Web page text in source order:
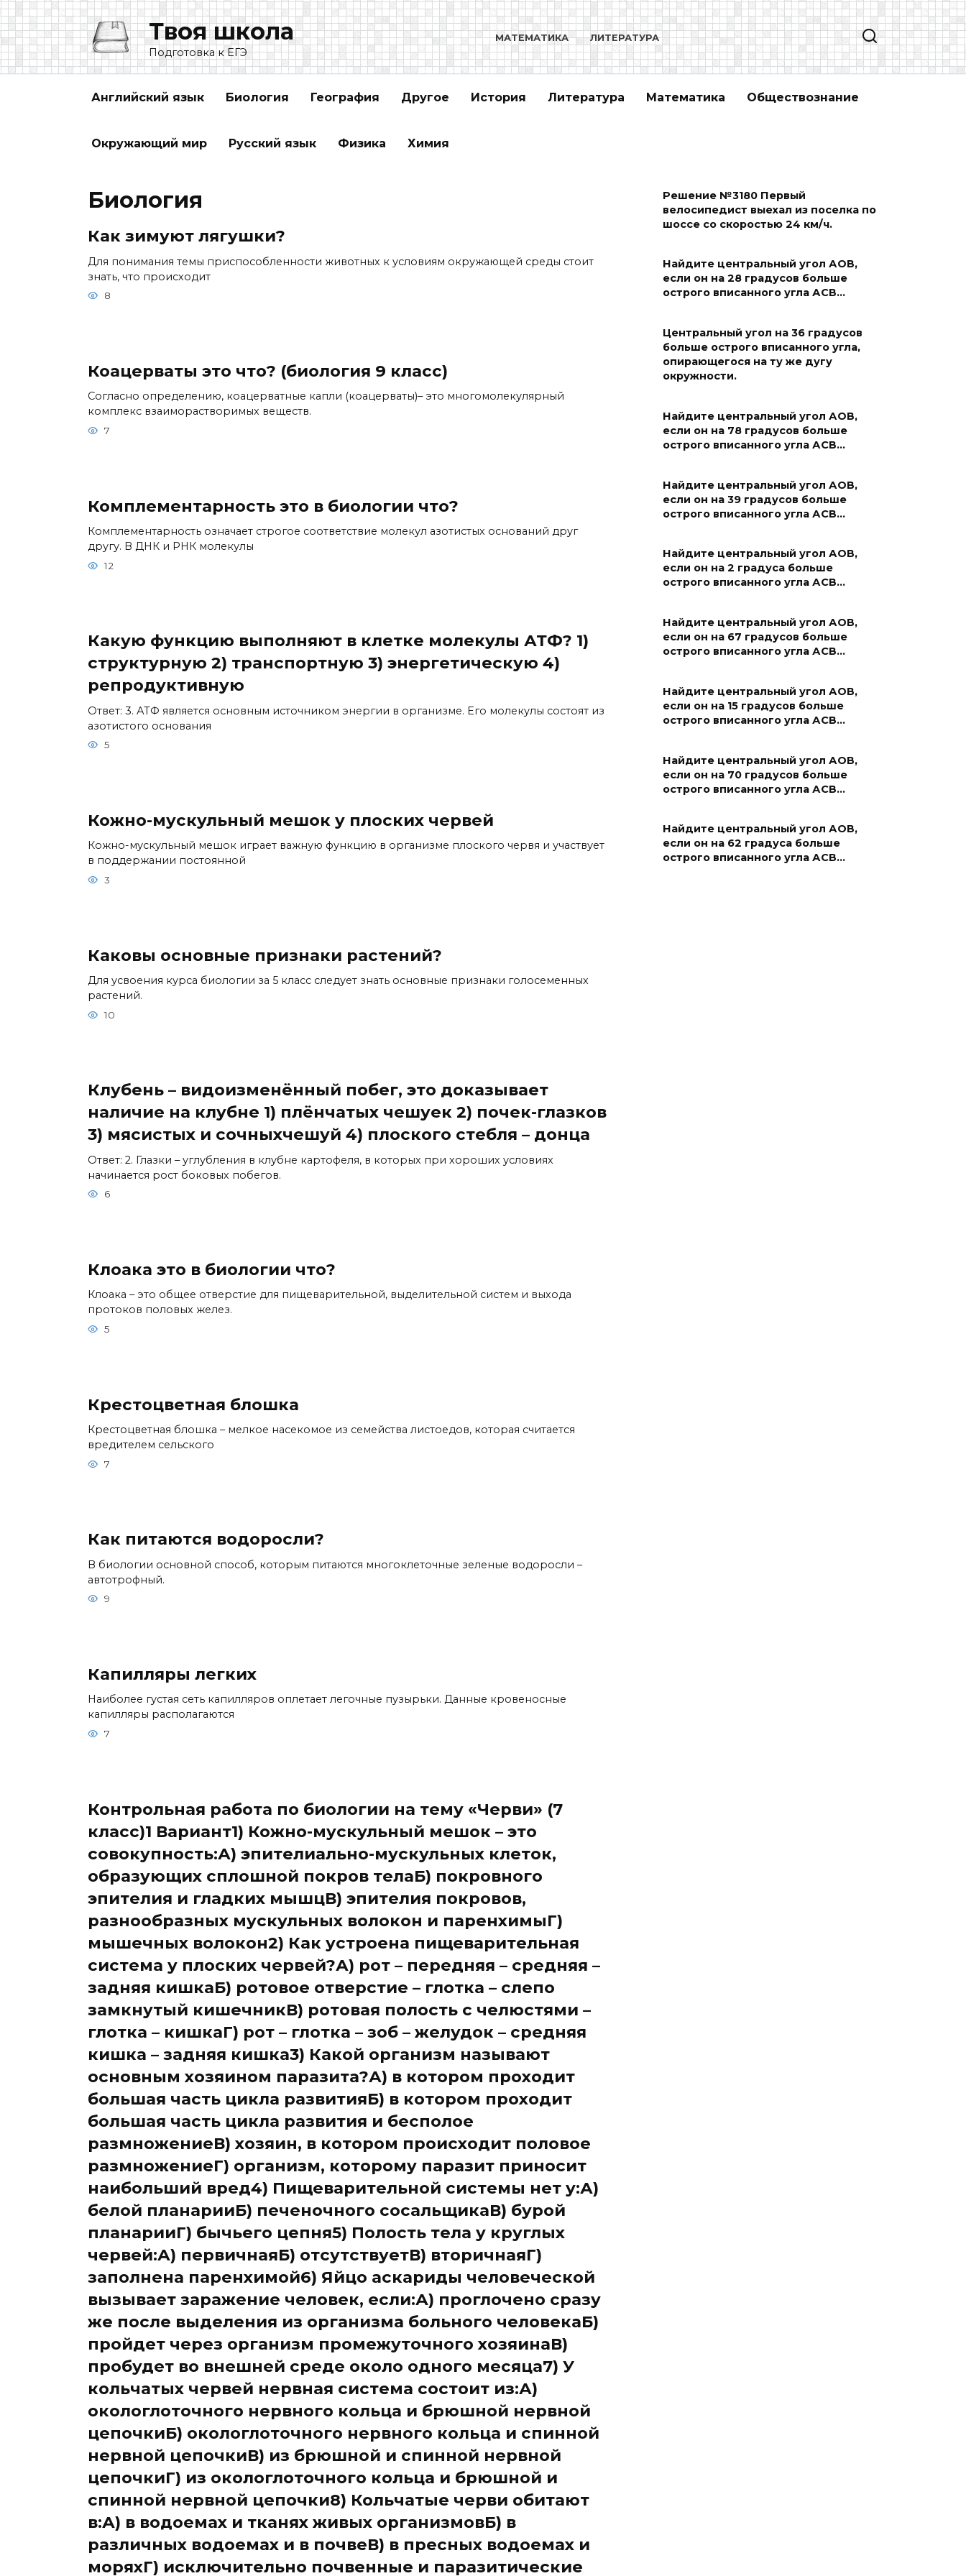
Перейти
к
содержанию
Твоя школа
Подготовка к ЕГЭ
МАТЕМАТИКА ЛИТЕРАТУРА
Английский язык Биология География Другое История Литература Математика Обществознание
Окружающий мир Русский язык Физика Химия
Биология
Как зимуют лягушки?
Для понимания темы приспособленности животных к условиям окружающей среды стоит
знать, что происходит
8
Коацерваты это что? (биология 9 класс)
Согласно определению, коацерватные капли (коацерваты)– это многомолекулярный
комплекс взаиморастворимых веществ.
7
Комплементарность это в биологии что?
Комплементарность означает строгое соответствие молекул азотистых оснований друг
другу. В ДНК и РНК молекулы
12
Какую функцию выполняют в клетке молекулы АТФ? 1)
структурную 2) транспортную 3) энергетическую 4)
репродуктивную
Ответ: 3. АТФ является основным источником энергии в организме. Его молекулы состоят из
азотистого основания
5
Кожно-мускульный мешок у плоских червей
Кожно-мускульный мешок играет важную функцию в организме плоского червя и участвует
в поддержании постоянной
3
Каковы основные признаки растений?
Для усвоения курса биологии за 5 класс следует знать основные признаки голосеменных
растений.
10
Клубень – видоизменённый побег, это доказывает
наличие на клубне 1) плёнчатых чешуек 2) почек-глазков
3) мясистых и сочныхчешуй 4) плоского стебля – донца
Ответ: 2. Глазки – углубления в клубне картофеля, в которых при хороших условиях
начинается рост боковых побегов.
6
Клоака это в биологии что?
Клоака – это общее отверстие для пищеварительной, выделительной систем и выхода
протоков половых желез.
5
Крестоцветная блошка
Крестоцветная блошка – мелкое насекомое из семейства листоедов, которая считается
вредителем сельского
7
Как питаются водоросли?
В биологии основной способ, которым питаются многоклеточные зеленые водоросли –
автотрофный.
9
Капилляры легких
Наиболее густая сеть капилляров оплетает легочные пузырьки. Данные кровеносные
капилляры располагаются
7
Контрольная работа по биологии на тему «Черви» (7
класс)1 Вариант1) Кожно-мускульный мешок – это
совокупность:А) эпителиально-мускульных клеток,
образующих сплошной покров телаБ) покровного
эпителия и гладких мышцВ) эпителия покровов,
разнообразных мускульных волокон и паренхимыГ)
мышечных волокон2) Как устроена пищеварительная
система у плоских червей?А) рот – передняя – средняя –
задняя кишкаБ) ротовое отверстие – глотка – слепо
замкнутый кишечникВ) ротовая полость с челюстями –
глотка – кишкаГ) рот – глотка – зоб – желудок – средняя
кишка – задняя кишка3) Какой организм называют
основным хозяином паразита?А) в котором проходит
большая часть цикла развитияБ) в котором проходит
большая часть цикла развития и бесполое
размножениеВ) хозяин, в котором происходит половое
размножениеГ) организм, которому паразит приносит
наибольший вред4) Пищеварительной системы нет у:А)
белой планарииБ) печеночного сосальщикаВ) бурой
планарииГ) бычьего цепня5) Полость тела у круглых
червей:А) первичнаяБ) отсутствуетВ) вторичнаяГ)
заполнена паренхимой6) Яйцо аскариды человеческой
вызывает заражение человек, если:А) проглочено сразу
же после выделения из организма больного человекаБ)
пройдет через организм промежуточного хозяинаВ)
пробудет во внешней среде около одного месяца7) У
кольчатых червей нервная система состоит из:А)
окологлоточного нервного кольца и брюшной нервной
цепочкиБ) окологлоточного нервного кольца и спинной
нервной цепочкиВ) из брюшной и спинной нервной
цепочкиГ) из окологлоточного кольца и брюшной и
спинной нервной цепочки8) Кольчатые черви обитают
в:А) в водоемах и тканях живых организмовБ) в
различных водоемах и в почвеВ) в пресных водоемах и
моряхГ) исключительно почвенные и паразитические
Решение №3180 Первый
велосипедист выехал из поселка по
шоссе со скоростью 24 км/ч.
Найдите центральный угол АОВ,
если он на 28 градусов больше
острого вписанного угла АСВ…
Центральный угол на 36 градусов
больше острого вписанного угла,
опирающегося на ту же дугу
окружности.
Найдите центральный угол АОВ,
если он на 78 градусов больше
острого вписанного угла АСВ…
Найдите центральный угол АОВ,
если он на 39 градусов больше
острого вписанного угла АСВ…
Найдите центральный угол АОВ,
если он на 2 градуса больше
острого вписанного угла АСВ…
Найдите центральный угол АОВ,
если он на 67 градусов больше
острого вписанного угла АСВ…
Найдите центральный угол АОВ,
если он на 15 градусов больше
острого вписанного угла АСВ…
Найдите центральный угол АОВ,
если он на 70 градусов больше
острого вписанного угла АСВ…
Найдите центральный угол АОВ,
если он на 62 градуса больше
острого вписанного угла АСВ…